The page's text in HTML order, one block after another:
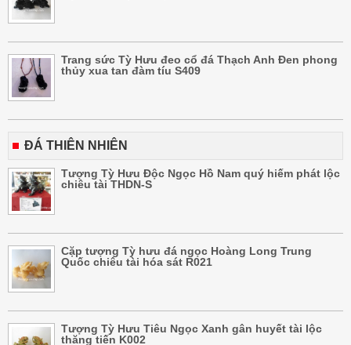
Trang sức Tỳ Hưu đeo cổ đá Thạch Anh Đen phong
thủy xua tan đàm tíu S409
ĐÁ THIÊN NHIÊN
Tượng Tỳ Hưu Độc Ngọc Hồ Nam quý hiếm phát lộc
chiêu tài THDN-S
Cặp tượng Tỳ hưu đá ngọc Hoàng Long Trung
Quốc chiêu tài hóa sát R021
Tượng Tỳ Hưu Tiêu Ngọc Xanh gân huyết tài lộc
thăng tiến K002